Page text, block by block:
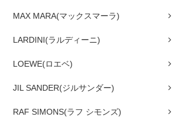
MAX MARA(マックスマーラ)
LARDINI(ラルディーニ)
LOEWE(ロエベ)
JIL SANDER(ジルサンダー)
RAF SIMONS(ラフ シモンズ)